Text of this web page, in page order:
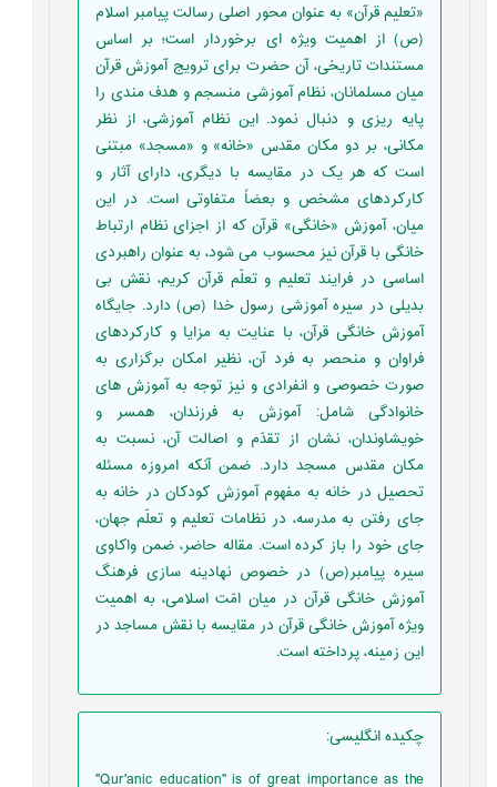
«تعلیم قرآن» به عنوان محور اصلی رسالت پیامبر اسلام
(ص) از اهمیت ویژه ای برخوردار است؛ بر اساس
مستندات تاریخی، آن حضرت برای ترویج آموزش قرآن
میان مسلمانان، نظام آموزشی منسجم و هدف مندی را
پایه ریزی و دنبال نمود. این نظام آموزشی، از نظر
مکانی، بر دو مکان مقدس «خانه» و «مسجد» مبتنی
است که هر یک در مقایسه با دیگری، دارای آثار و
کارکردهای مشخص و بعضاً متفاوتی است. در این
میان، آموزش «خانگی» قرآن که از اجزای نظام ارتباط
خانگی با قرآن نیز محسوب می شود، به عنوان راهبردی
اساسی در فرایند تعلیم و تعلّم قرآن کریم، نقش بی
بدیلی در سیره آموزشی رسول خدا (ص) دارد. جایگاه
آموزش خانگی قرآن، با عنایت به مزایا و کارکردهای
فراوان و منحصر به فرد آن، نظیر امکان برگزاری به
صورت خصوصی و انفرادی و نیز توجه به آموزش های
خانوادگی شامل: آموزش به فرزندان، همسر و
خویشاوندان، نشان از تقدّم و اصالت آن، نسبت به
مکان مقدس مسجد دارد. ضمن آنکه امروزه مسئله
تحصیل در خانه به مفهوم آموزش کودکان در خانه به
جای رفتن به مدرسه، در نظامات تعلیم و تعلّم جهان،
جای خود را باز کرده است. مقاله حاضر، ضمن واکاوی
سیره پیامبر(ص) در خصوص نهادینه سازی فرهنگ
آموزش خانگی قرآن در میان امّت اسلامی، به اهمیت
ویژه آموزش خانگی قرآن در مقایسه با نقش مساجد در
این زمینه، پرداخته است.
چکیده انگلیسی:
"Qur'anic education" is of great importance as the